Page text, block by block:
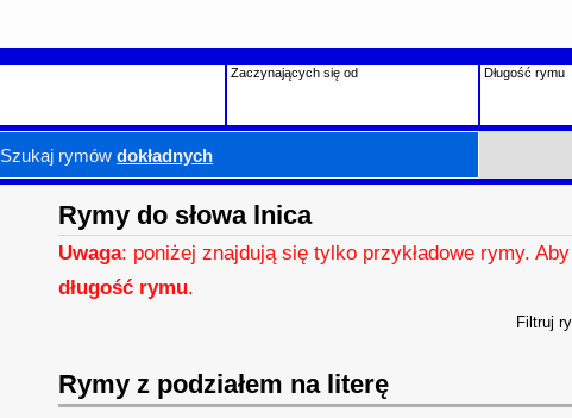
Zaczynających się od Długość rymu
Szukaj rymówdokładnych
Rymy do słowa lnica
Uwaga: poniżej znajdują się tylko przykładowe rymy.
długość rymu.
Filtruj
Rymy z podziałem na literę